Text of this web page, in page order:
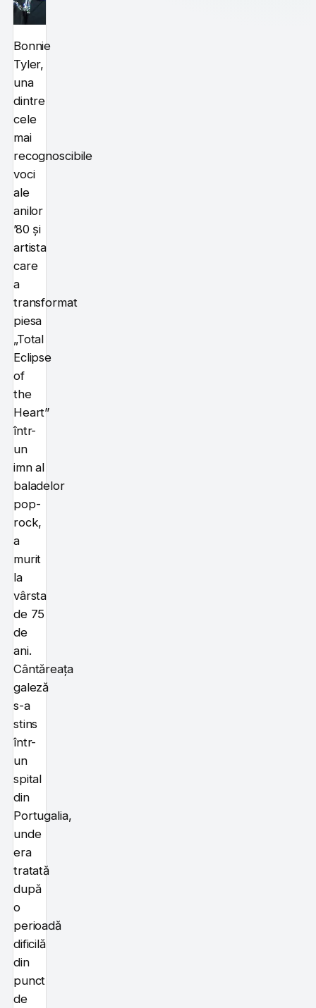
Bonnie
Tyler,
una
dintre
cele
mai
recognoscibile
voci
ale
anilor
’80 și
artista
care
a
transformat
piesa
„Total
Eclipse
of
the
Heart”
într-
un
imn al
baladelor
pop-
rock,
a
murit
la
vârsta
de 75
de
ani.
Cântăreața
galeză
s-a
stins
într-
un
spital
din
Portugalia,
unde
era
tratată
după
o
perioadă
dificilă
din
punct
de